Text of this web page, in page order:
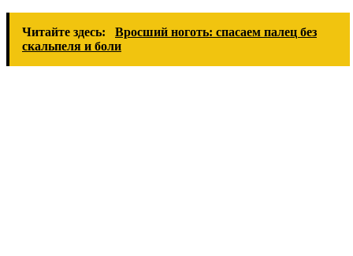
Читайте здесь:
Вросший ноготь: спасаем палец без
скальпеля и боли